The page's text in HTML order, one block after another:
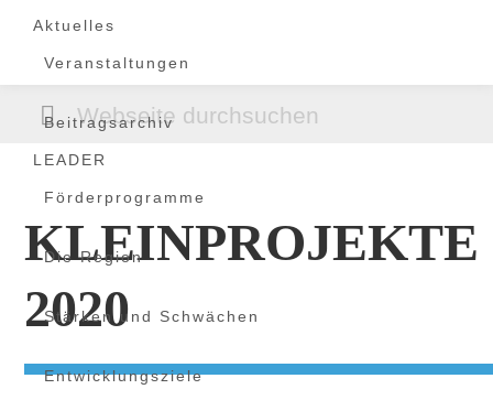
springen
springen
springen
Aktuelles
Veranstaltungen
Beitragsarchiv
LEADER
Förderprogramme
Die Region
Stärken und Schwächen
Entwicklungsziele
durchsuchen
KLEINPROJEKTE
2020